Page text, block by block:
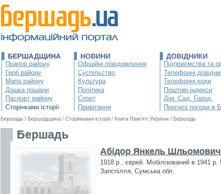
БЕРШАДЩИНА
Прапор району
Герб району
Мапа району
Дошка пошани
Паспорт району
Сторінками історії
НОВИНИ
Офіційні повідомлення
Суспільство
Культура
Політика
Спорт
Привітання
ДОВІДНИКИ
Підприємства та
Телефонні
Телефонні коди
Поштові індекси
Дім. Сад. Город.
Прогноз погоди в
Бершадь / Бершадщина / Сторінками історії / Книга Пам’яті України / Бершадь
Бершадь
Абідор Янкель Шльомович
1918 р., єврей. Мобілізований в 1941
Запспілля, Сумська обл.